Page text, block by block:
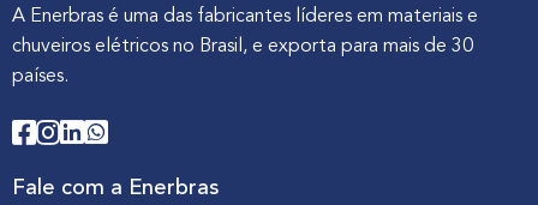
A Enerbras é uma das fabricantes líderes em materiais e
chuveiros elétricos no Brasil, e exporta para mais de 30
países.
Fale com a Enerbras